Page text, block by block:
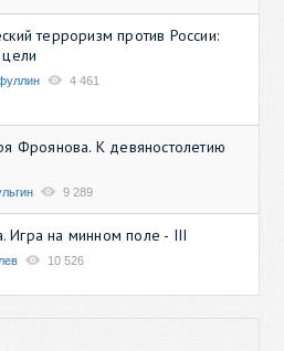
терроризм против России:
4 461
Фроянова. К девяностолетию
9 289
Игра на минном поле - III
10 526